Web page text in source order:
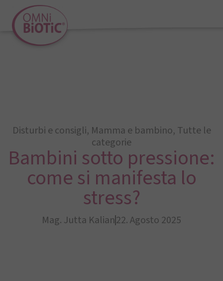
Disturbi e consigli, Mamma e bambino, Tutte le
categorie
Bambini sotto pressione:
come si manifesta lo
stress?
Mag. Jutta Kalian22. Agosto 2025